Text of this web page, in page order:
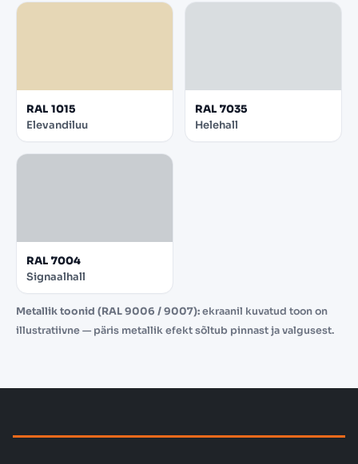
RAL 1015
Elevandiluu
RAL 7035
Helehall
RAL 7004
Signaalhall
Metallik toonid (RAL 9006 / 9007):ekraanil kuvatud toon on
illustratiivne — päris metallik efekt sõltub pinnast ja valgusest.